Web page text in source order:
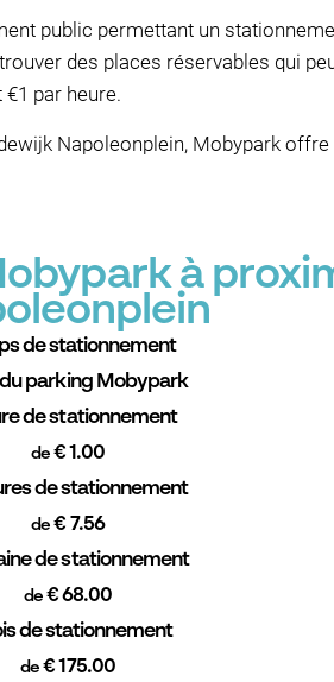
public permettant un
des places réservables qui
par heure.
Napoleonplein, Mobypark
à
de stationnement
parking Mobypark
de stationnement
de€ 1.00
de stationnement
de € 7.56
de stationnement
de€ 68.00
de stationnement
de € 175.00